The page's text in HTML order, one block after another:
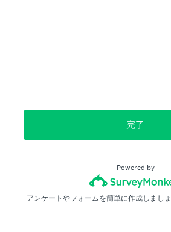
完了
Powered by
アンケートやフォームを簡単に作成しましょ